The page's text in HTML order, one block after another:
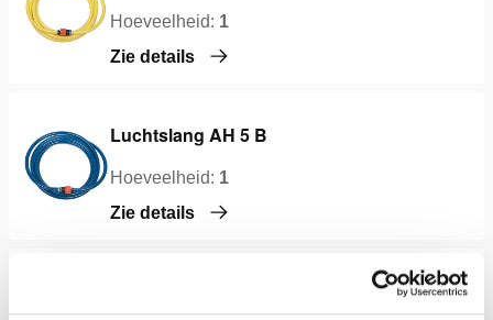
Hoeveelheid: 1
Zie details
Luchtslang AH 5 B
Hoeveelheid: 1
Zie details